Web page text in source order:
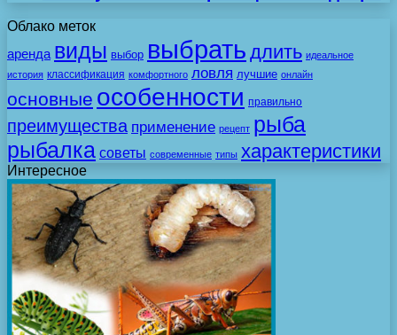
Облако меток
аренда виды выбор выбрать длить идеальное
история классификация комфортного ловля лучшие онлайн
основные особенности правильно
преимущества применение рецепт рыба
рыбалка советы современные типы характеристики
Интересное